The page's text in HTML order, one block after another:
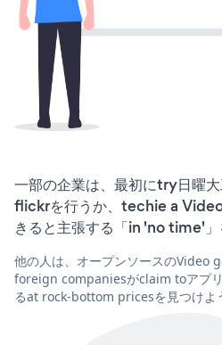
一部の企業は、最初にtry日曜
flickrを行うか、techie a
きると主張する「in 'no time'」
他の人は、オープンソースのVideo
foreign companiesがclaim toアプ
るat rock-bottom pricesを見つけよ